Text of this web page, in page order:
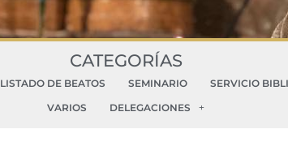
CATEGORÍAS
LISTADO DE BEATOS SEMINARIO SERVICIO
VARIOS
DELEGACIONES